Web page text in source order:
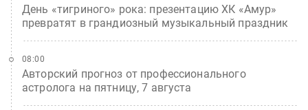
День «тигриного» рока: презентацию ХК «Амур»
превратят в грандиозный музыкальный праздник
Авторский прогноз от профессионального
астролога на пятницу, 7 августа
08:00